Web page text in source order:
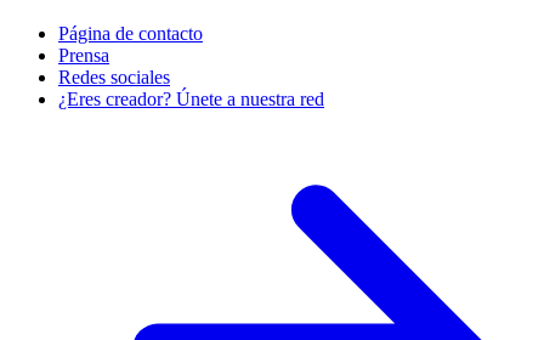
Página de contacto
Prensa
Redes sociales
¿Eres creador? Únete a nuestra red